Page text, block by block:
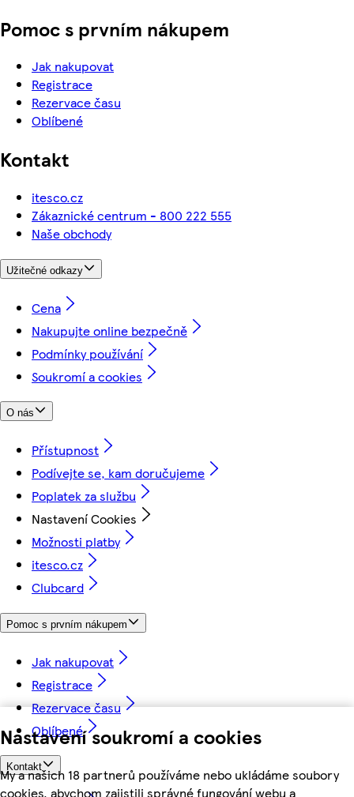
Nastavení soukromí a cookies
My a našich 18 partnerů používáme nebo ukládáme soubory
cookies, abychom zajistili správné fungování webu a
Pomoc s prvním nákupem
Jak nakupovat
Registrace
Rezervace času
Oblíbené
Kontakt
itesco.cz
Zákaznické centrum - 800 222 555
Naše obchody
Užitečné odkazy
Cena
Nakupujte online bezpečně
Podmínky používání
Soukromí a cookies
O nás
Přístupnost
Podívejte se, kam doručujeme
Poplatek za službu
Nastavení Cookies
Možnosti platby
itesco.cz
Clubcard
Pomoc s prvním nákupem
Jak nakupovat
Registrace
Rezervace času
Oblíbené
Kontakt